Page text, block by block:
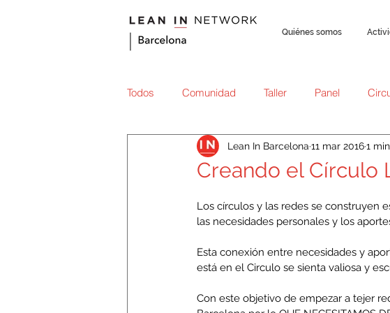
Quiénes somos
Todos Comunidad Taller Panel
Hablemos de dinero Lean In Historias
Creando el Círculo
Lean In Barcelona 11 mar 20161
Los círculos y las redes se construyen
las necesidades personales y los
Esta conexión entre necesidades y
está en el Circulo se sienta valiosa y
Con este objetivo de empezar a tejer